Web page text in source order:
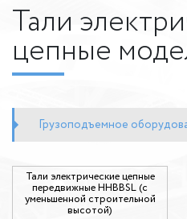
Тали
цепные
Грузоподъемное
Тали электрические цепные
передвижные HHBBSL (с
уменьшенной строительной
высотой)